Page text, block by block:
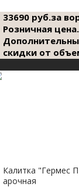
33690 руб.за
Розничная цена.
скидки от
Калитка "Гермес
арочная